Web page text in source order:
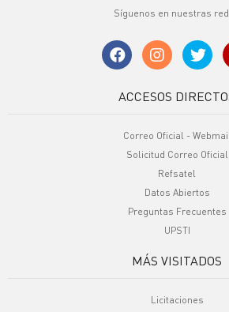
Síguenos en nuestras
ACCESOS
Correo Oficial -
Solicitud Correo Oficial
Refsatel
Datos Abiertos
Preguntas Frecuentes
UPSTI
MÁS VISITADOS
Licitaciones